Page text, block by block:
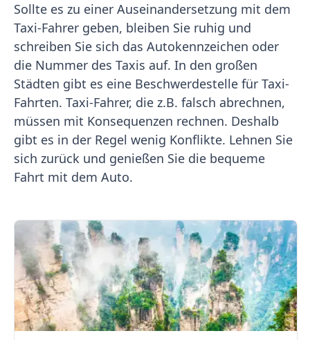
Sollte es zu einer Auseinandersetzung mit dem
Taxi-Fahrer geben, bleiben Sie ruhig und
schreiben Sie sich das Autokennzeichen oder
die Nummer des Taxis auf. In den großen
Städten gibt es eine Beschwerdestelle für Taxi-
Fahrten. Taxi-Fahrer, die z.B. falsch abrechnen,
müssen mit Konsequenzen rechnen. Deshalb
gibt es in der Regel wenig Konflikte. Lehnen Sie
sich zurück und genießen Sie die bequeme
Fahrt mit dem Auto.